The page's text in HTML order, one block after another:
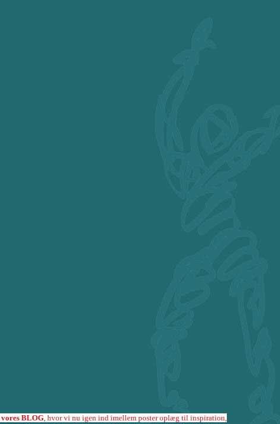
vores BLOG, hvor vi nu igen ind imellem poster oplæg til inspiration,